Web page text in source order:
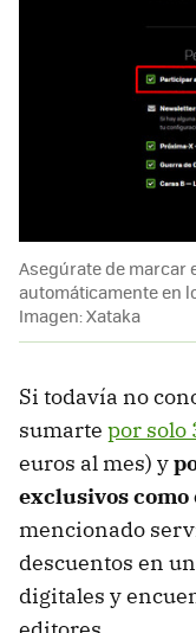
Asegúrate de marcar
automáticamente en
Imagen: Xataka
Si todavía no
sumarte por solo
euros al mes) y
exclusivos como
mencionado
descuentos en
digitales y